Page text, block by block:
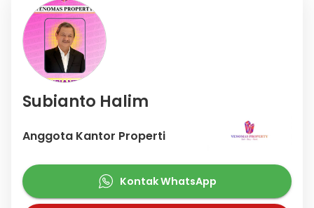
Subianto Halim
Anggota Kantor Properti
Kontak WhatsApp